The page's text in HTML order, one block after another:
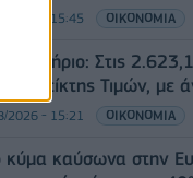
2026 - 15:45 ΟΙΚΟΝΟΜΙΑ
Στις
Δείκτης Τιμών,
2026 - 15:21 ΟΙΚΟΝΟΜΙΑ
κύμα καύσωνα στην